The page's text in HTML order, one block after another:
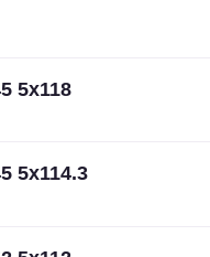
5x118
5x114.3